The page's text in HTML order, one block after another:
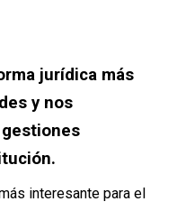
jurídica más
y nos
interesante para el